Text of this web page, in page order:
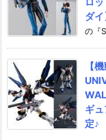
ダ
の『
【
ギ
定♪